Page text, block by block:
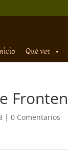
Qué ver
|0 Comentarios